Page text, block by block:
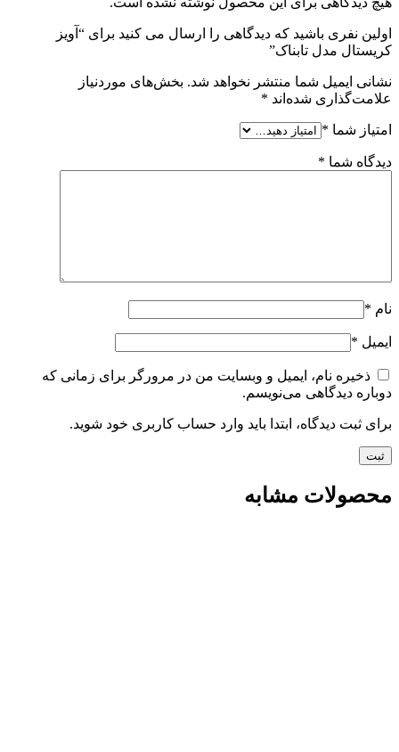
اولین نفری باشید که دیدگاهی را ارسال می کنید برای “آویز
کریستال مدل تابناک”
نشانی ایمیل شما منتشر نخواهد شد. بخش‌های موردنیاز
علامت‌گذاری شده‌اند *
امتیاز شما *
دیدگاه شما *
نام *
ایمیل *
ذخیره نام، ایمیل و وبسایت من در مرورگر برای زمانی که
دوباره دیدگاهی می‌نویسم.
برای ثبت دیدگاه، ابتدا باید وارد حساب کاربری خود شوید.
محصولات مشابه